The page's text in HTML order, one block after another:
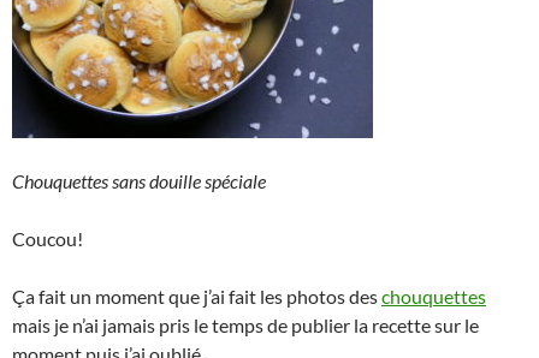
Chouquettes sans douille spéciale
Coucou!
Ça fait un moment que j’ai fait les photos deschouquettes
mais je n’ai jamais pris le temps de publier la recette sur le